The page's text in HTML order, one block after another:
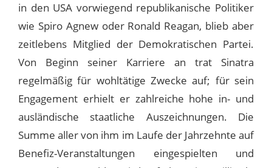
in den USA vorwiegend republikanische Politiker
wie Spiro Agnew oder Ronald Reagan, blieb aber
zeitlebens Mitglied der Demokratischen Partei.
Von Beginn seiner Karriere an trat Sinatra
regelmäßig für wohltätige Zwecke auf; für sein
Engagement erhielt er zahlreiche hohe in- und
ausländische staatliche Auszeichnungen. Die
Summe aller von ihm im Laufe der Jahrzehnte auf
Benefiz-Veranstaltungen eingespielten und